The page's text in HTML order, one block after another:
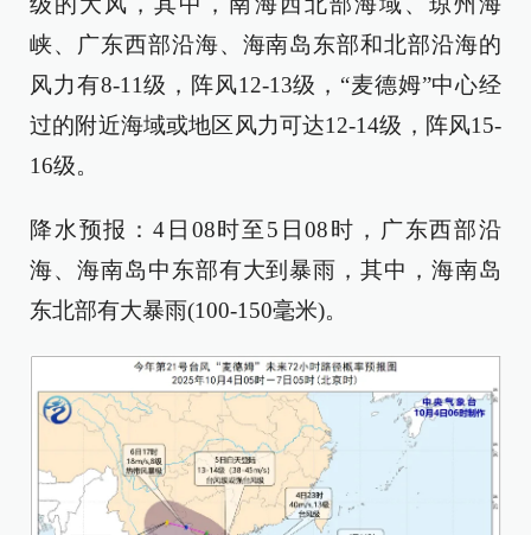
峡、广东西部沿海、海南岛东部和北部沿海的
风力有8-11级，阵风12-13级，“麦德姆”中心经
过的附近海域或地区风力可达12-14级，阵风15-
16级。
降水预报：4日08时至5日08时，广东西部沿
海、海南岛中东部有大到暴雨，其中，海南岛
东北部有大暴雨(100-150毫米)。